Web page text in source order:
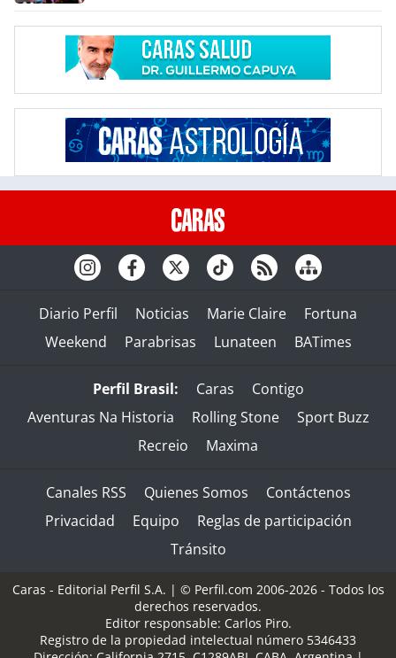
Diario Perfil Noticias Marie Claire
Fortuna
Weekend
Parabrisas Lunateen BATimes
Perfil Brasil: Caras
Contigo
Aventuras Na Historia
Rolling Stone
Sport Buzz
Recreio
Maxima
Canales RSS Quienes Somos
Contáctenos
Privacidad
Equipo
Reglas de participación
Tránsito
Caras - Editorial Perfil S.A. | © Perfil.com 2006-2026 - Todos los
derechos reservados.
Editor responsable: Carlos Piro.
Registro de la propiedad intelectual número 5346433